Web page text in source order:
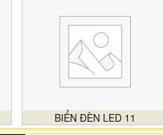
BIỂN ĐÈN LED 11